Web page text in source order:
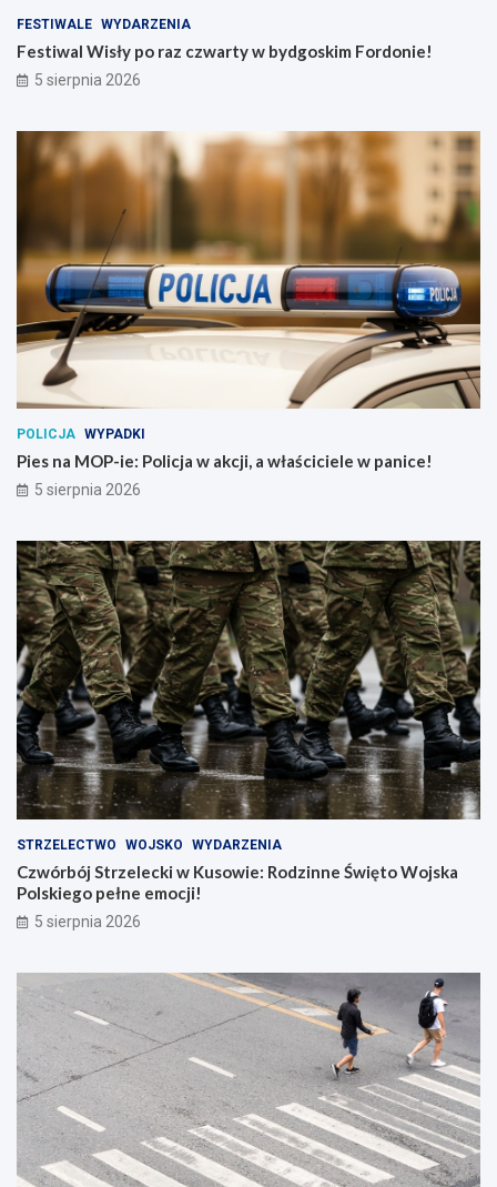
FESTIWALE WYDARZENIA
Festiwal Wisły po raz czwarty w bydgoskim Fordonie!
5 sierpnia 2026
POLICJA WYPADKI
Pies na MOP-ie: Policja w akcji, a właściciele w panice!
5 sierpnia 2026
STRZELECTWO WOJSKO WYDARZENIA
Czwórbój Strzelecki w Kusowie: Rodzinne Święto Wojska
Polskiego pełne emocji!
5 sierpnia 2026